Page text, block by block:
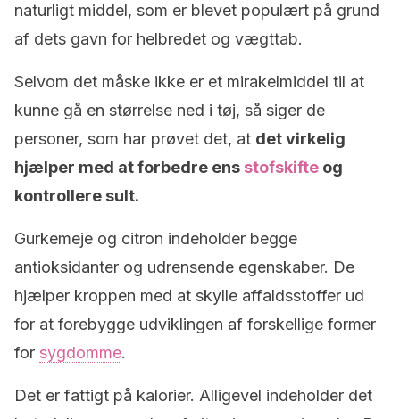
naturligt middel, som er blevet populært på grund
af dets gavn for helbredet og vægttab.
Selvom det måske ikke er et mirakelmiddel til at
kunne gå en størrelse ned i tøj, så siger de
personer, som har prøvet det, at det virkelig
hjælper med at forbedre ens stofskifte og
kontrollere sult.
Gurkemeje og citron indeholder begge
antioksidanter og udrensende egenskaber. De
hjælper kroppen med at skylle affaldsstoffer ud
for at forebygge udviklingen af forskellige former
for sygdomme.
Det er fattigt på kalorier. Alligevel indeholder det